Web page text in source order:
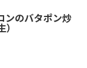
ンのバタポン炒